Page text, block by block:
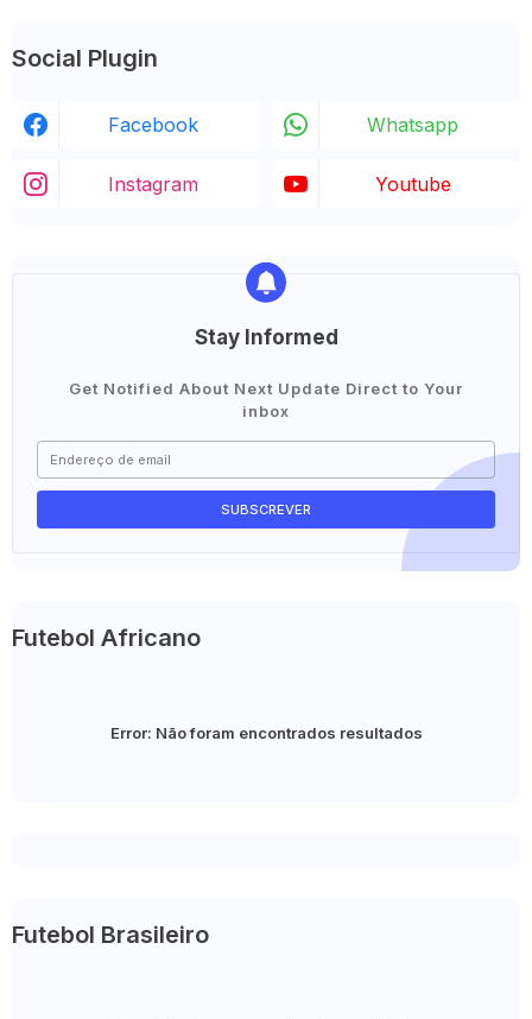
Social Plugin
Facebook Whatsapp
Instagram Youtube
Stay Informed
Get Notified About Next Update Direct to Your
inbox
Futebol Africano
Error: Não foram encontrados resultados
Futebol Brasileiro